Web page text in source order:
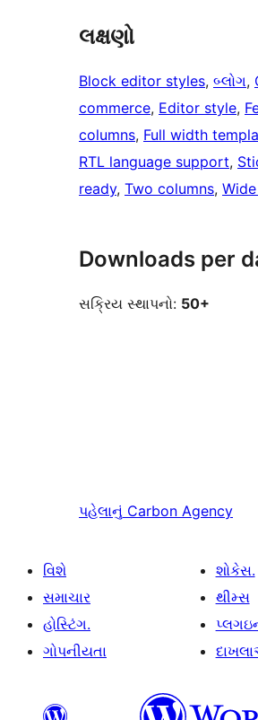
લક્ષણો
Block editor styles, બ્લોગ,
commerce, Editor style,
columns, Full width
RTL language support,
ready, Two columns,
Downloads per
સક્રિય સ્થાપનો: 50+
પહેલાનું Carbon Agency
વિશે
સમાચાર
હોસ્ટિંગ.
ગોપનીયતા
શોકેસ.
થીમ્સ